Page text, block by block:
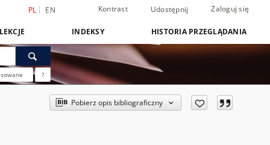
PL EN Kontrast Udostępnij Zaloguj się
INDEKSY HISTORIA PRZEGLĄDANIA
?
Pobierz opis bibliograficzny